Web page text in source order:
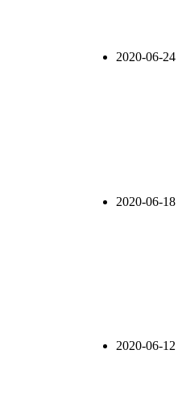
2020-06-24
2020-06-18
2020-06-12